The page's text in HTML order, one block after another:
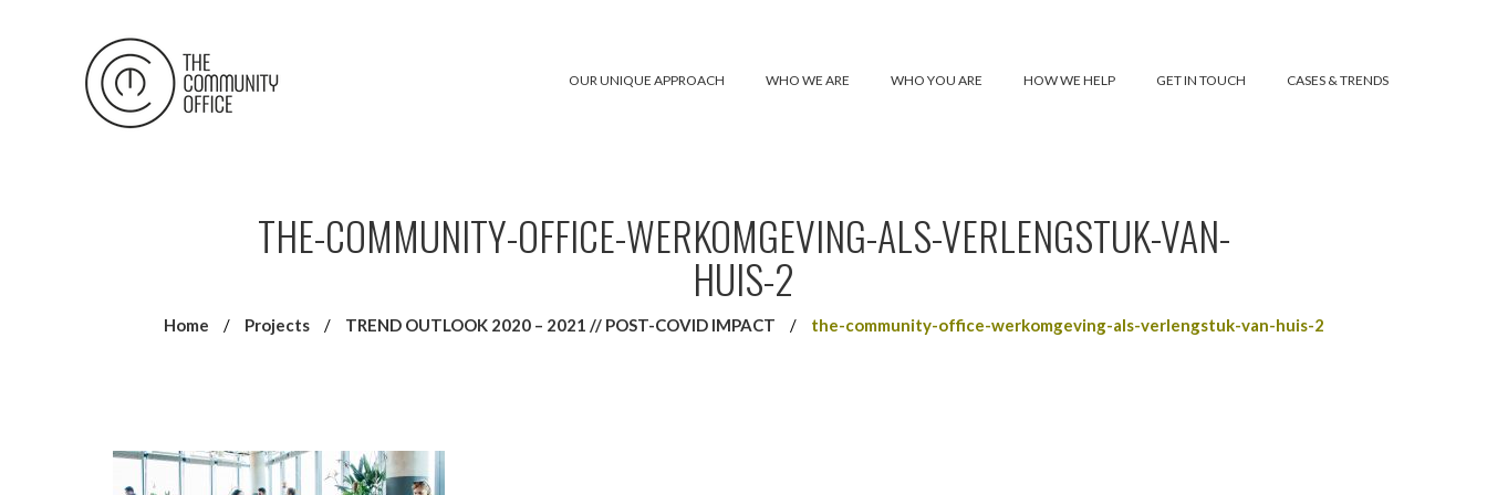
OUR UNIQUE APPROACH WHO WE ARE WHO YOU ARE HOW WE HELP GET IN TOUCH CASES & TRENDS
THE-COMMUNITY-OFFICE-WERKOMGEVING-ALS-VERLENGSTUK-VAN-
HUIS-2
Home / Projects / TREND OUTLOOK 2020 – 2021 // POST-COVID IMPACT / the-community-office-werkomgeving-als-verlengstuk-van-huis-2